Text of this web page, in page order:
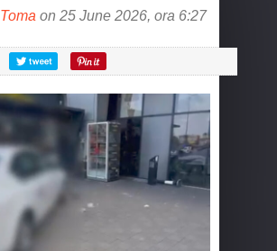
on 25 June 2026, ora 6:27